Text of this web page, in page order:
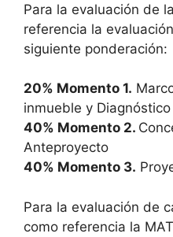
Para la evaluación de
referencia la
siguiente ponderación:
20% Momento 1.
inmueble y Diagnóstico
40% Momento 2.
Anteproyecto
40% Momento 3.
Para la evaluación de
como referencia la